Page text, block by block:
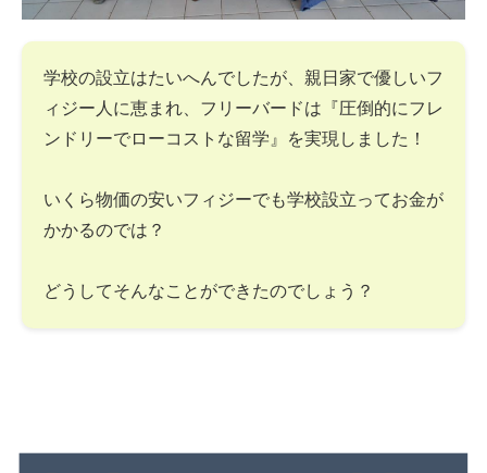
学校の設立はたいへんでしたが、親日家で優しいフ
ィジー人に恵まれ、フリーバードは『圧倒的にフレ
ンドリーでローコストな留学』を実現しました！
いくら物価の安いフィジーでも学校設立ってお金が
かかるのでは？
どうしてそんなことができたのでしょう？